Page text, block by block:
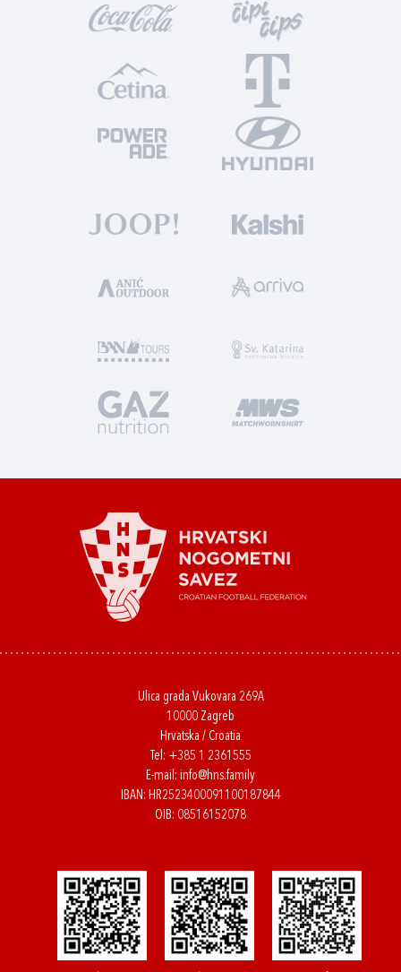
Ulica grada Vukovara 269A
10000 Zagreb
Hrvatska / Croatia
Tel: +385 1 2361555
E-mail: info@hns.family
IBAN: HR2523400091100187844
OIB: 08516152078